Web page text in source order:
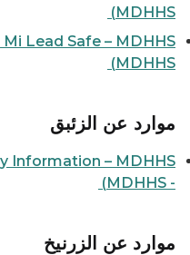
MDHHS)
MDHHS)
موارد عن الزئبق
- MDHHS)
موارد عن الزرنيخ